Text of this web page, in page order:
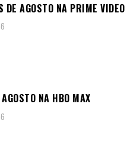
DE AGOSTO NA PRIME VIDEO
NA HBO MAX